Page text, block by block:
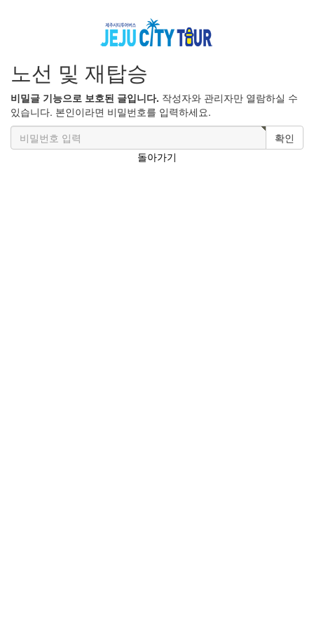
노선 및 재탑승
비밀글 기능으로 보호된 글입니다. 작성자와 관리자만 열람하실 수
있습니다. 본인이라면 비밀번호를 입력하세요.
확인
돌아가기